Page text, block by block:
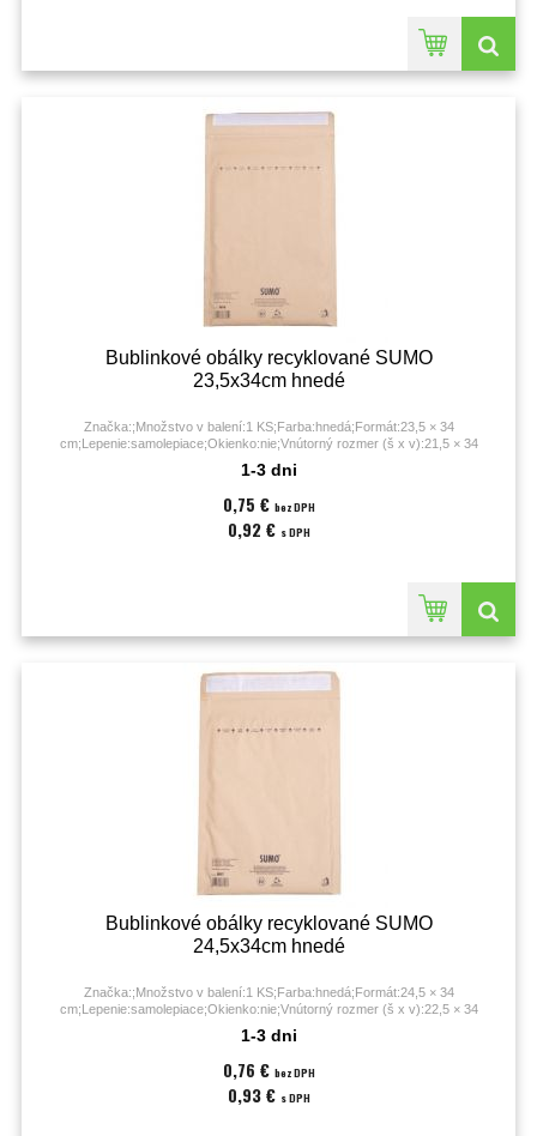
Bublinkové obálky recyklované SUMO
23,5x34cm hnedé
Značka:;Množstvo v balení:1 KS;Farba:hnedá;Formát:23,5 × 34
cm;Lepenie:samolepiace;Okienko:nie;Vnútorný rozmer (š x v):21,5 × 34
1-3 dni
0,75 € bez DPH
0,92 € s DPH
Bublinkové obálky recyklované SUMO
24,5x34cm hnedé
Značka:;Množstvo v balení:1 KS;Farba:hnedá;Formát:24,5 × 34
cm;Lepenie:samolepiace;Okienko:nie;Vnútorný rozmer (š x v):22,5 × 34
1-3 dni
0,76 € bez DPH
0,93 € s DPH